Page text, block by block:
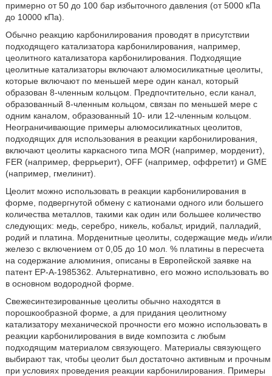
примерно от 50 до 100 бар избыточного давления (от 5000 кПа
до 10000 кПа).
Обычно реакцию карбонилирования проводят в присутствии
подходящего катализатора карбонилирования, например,
цеолитного катализатора карбонилирования. Подходящие
цеолитные катализаторы включают алюмосиликатные цеолиты,
которые включают по меньшей мере один канал, который
образован 8-членным кольцом. Предпочтительно, если канал,
образованный 8-членным кольцом, связан по меньшей мере с
одним каналом, образованный 10- или 12-членным кольцом.
Неограничивающие примеры алюмосиликатных цеолитов,
подходящих для использования в реакции карбонилирования,
включают цеолиты каркасного типа MOR (например, морденит),
FER (например, феррьерит), OFF (например, оффретит) и GME
(например, гмелинит).
Цеолит можно использовать в реакции карбонилирования в
форме, подвергнутой обмену с катионами одного или большего
количества металлов, такими как один или большее количество
следующих: медь, серебро, никель, кобальт, иридий, палладий,
родий и платина. Морденитные цеолиты, содержащие медь и/или
железо с включением от 0,05 до 10 мол. % платины в пересчета
на содержание алюминия, описаны в Европейской заявке на
патент ЕР-А-1985362. Альтернативно, его можно использовать во
в основном водородной форме.
Свежесинтезированные цеолиты обычно находятся в
порошкообразной форме, а для придания цеолитному
катализатору механической прочности его можно использовать в
реакции карбонилирования в виде композита с любым
подходящим материалом связующего. Материалы связующего
выбирают так, чтобы цеолит был достаточно активным и прочным
при условиях проведения реакции карбонилирования. Примеры